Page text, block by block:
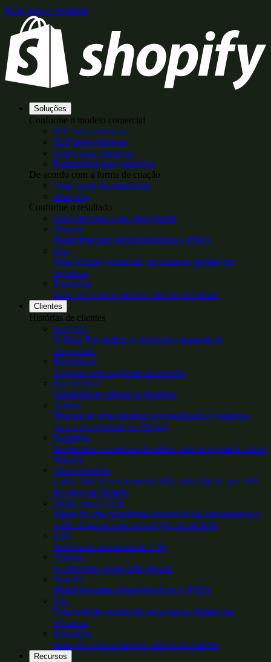
Pular para o conteúdo
Soluções
Conforme o modelo comercial
B2C para empresas
B2B para empresas
Varejo para empresas
Pagamentos para empresas
De acordo com a forma de criação
Visão geral da plataforma
Shop Pay
Conforme o resultado
Soluções para o seu crescimento
Shopify
Plataforma para empreendedores e PMEs
Plus
Uma solução comercial para marcas digitais em
expansão
Enterprise
Soluções para as maiores marcas do mundo
Clientes
Histórias de clientes
Everlane
O Shop Pay agiliza o checkout e aumenta as
conversões
Brooklinen
Expande seus negócios no atacado
ButcherBox
Mergulha de cabeça no headless
Arhaus
Transite de uma estrutura personalizada e complexa
para a simplicidade da Shopify
Ruggable
Personaliza o comércio headless para se expandir com a
Shopify
Transportadora
Lança sites de e-commerce 90% mais rápido, por 10%
do valor na Shopify
Dollar Shave Club
Migra de uma plataforma desenvolvida internamente e
reduz despesas com tecnologia em até 40%
Lull
História de economia de 25%
Allbirds
A conversão omnicanal dispara
Shopify
Plataforma para empreendedores e PMEs
Plus
Uma solução comercial para marcas digitais em
expansão
Enterprise
Soluções para as maiores marcas do mundo
Recursos